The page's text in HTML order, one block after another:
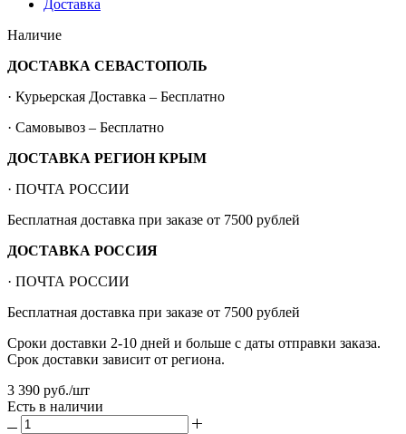
Доставка
Наличие
ДОСТАВКА СЕВАСТОПОЛЬ
· Курьерская Доставка – Бесплатно
· Самовывоз – Бесплатно
ДОСТАВКА РЕГИОН КРЫМ
· ПОЧТА РОССИИ
Бесплатная доставка при заказе от 7500 рублей
ДОСТАВКА РОССИЯ
· ПОЧТА РОССИИ
Бесплатная доставка при заказе от 7500 рублей
Сроки доставки 2-10 дней и больше с даты отправки заказа.
Срок доставки зависит от региона.
3 390 руб./шт
Есть в наличии